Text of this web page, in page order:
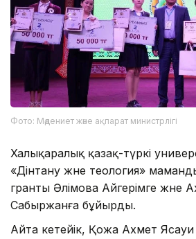
Фото: Мәдениет және ақпарат министрлігі
Халықаралық қазақ-түркі
«Дінтану және теология»
гранты Әлімова Айгерімге және
Сабыржанға бұйырды.
Айта кетейік, Қожа Ахмет Ясауи